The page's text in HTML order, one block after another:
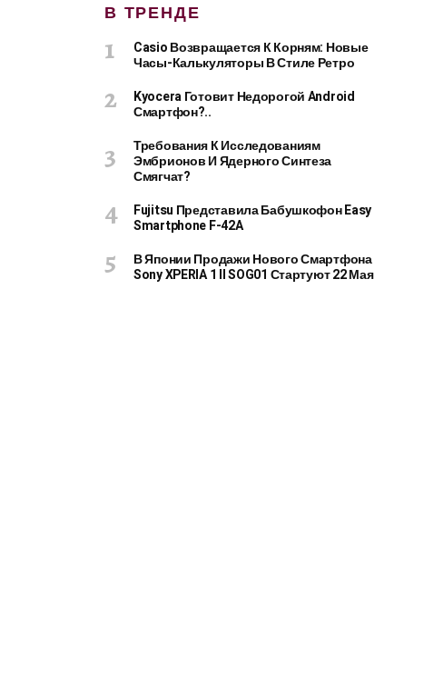
В ТРЕНДЕ
Casio Возвращается К Корням: Новые
Часы-Калькуляторы В Стиле Ретро
Kyocera Готовит Недорогой Android
Смартфон?..
Требования К Исследованиям
Эмбрионов И Ядерного Синтеза
Смягчат?
Fujitsu Представила Бабушкофон Easy
Smartphone F-42A
В Японии Продажи Нового Смартфона
Sony XPERIA 1 II SOG01 Стартуют 22 Мая